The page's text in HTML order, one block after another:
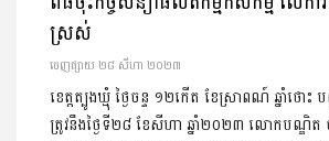
ស្រស់
ចេញ​ផ្សាយ​ ២៨ សីហា ២០២៣
ខេត្តត្បូងឃ្មុំ ថ្ងៃចន្ទ ១២កើត ខែស្រាពណ៍ ឆ្នាំថ
ត្រូវនឹងថ្ងៃទី២៨ ខែសីហា ឆ្នាំ២០២៣ លោកបណ្ឌិត